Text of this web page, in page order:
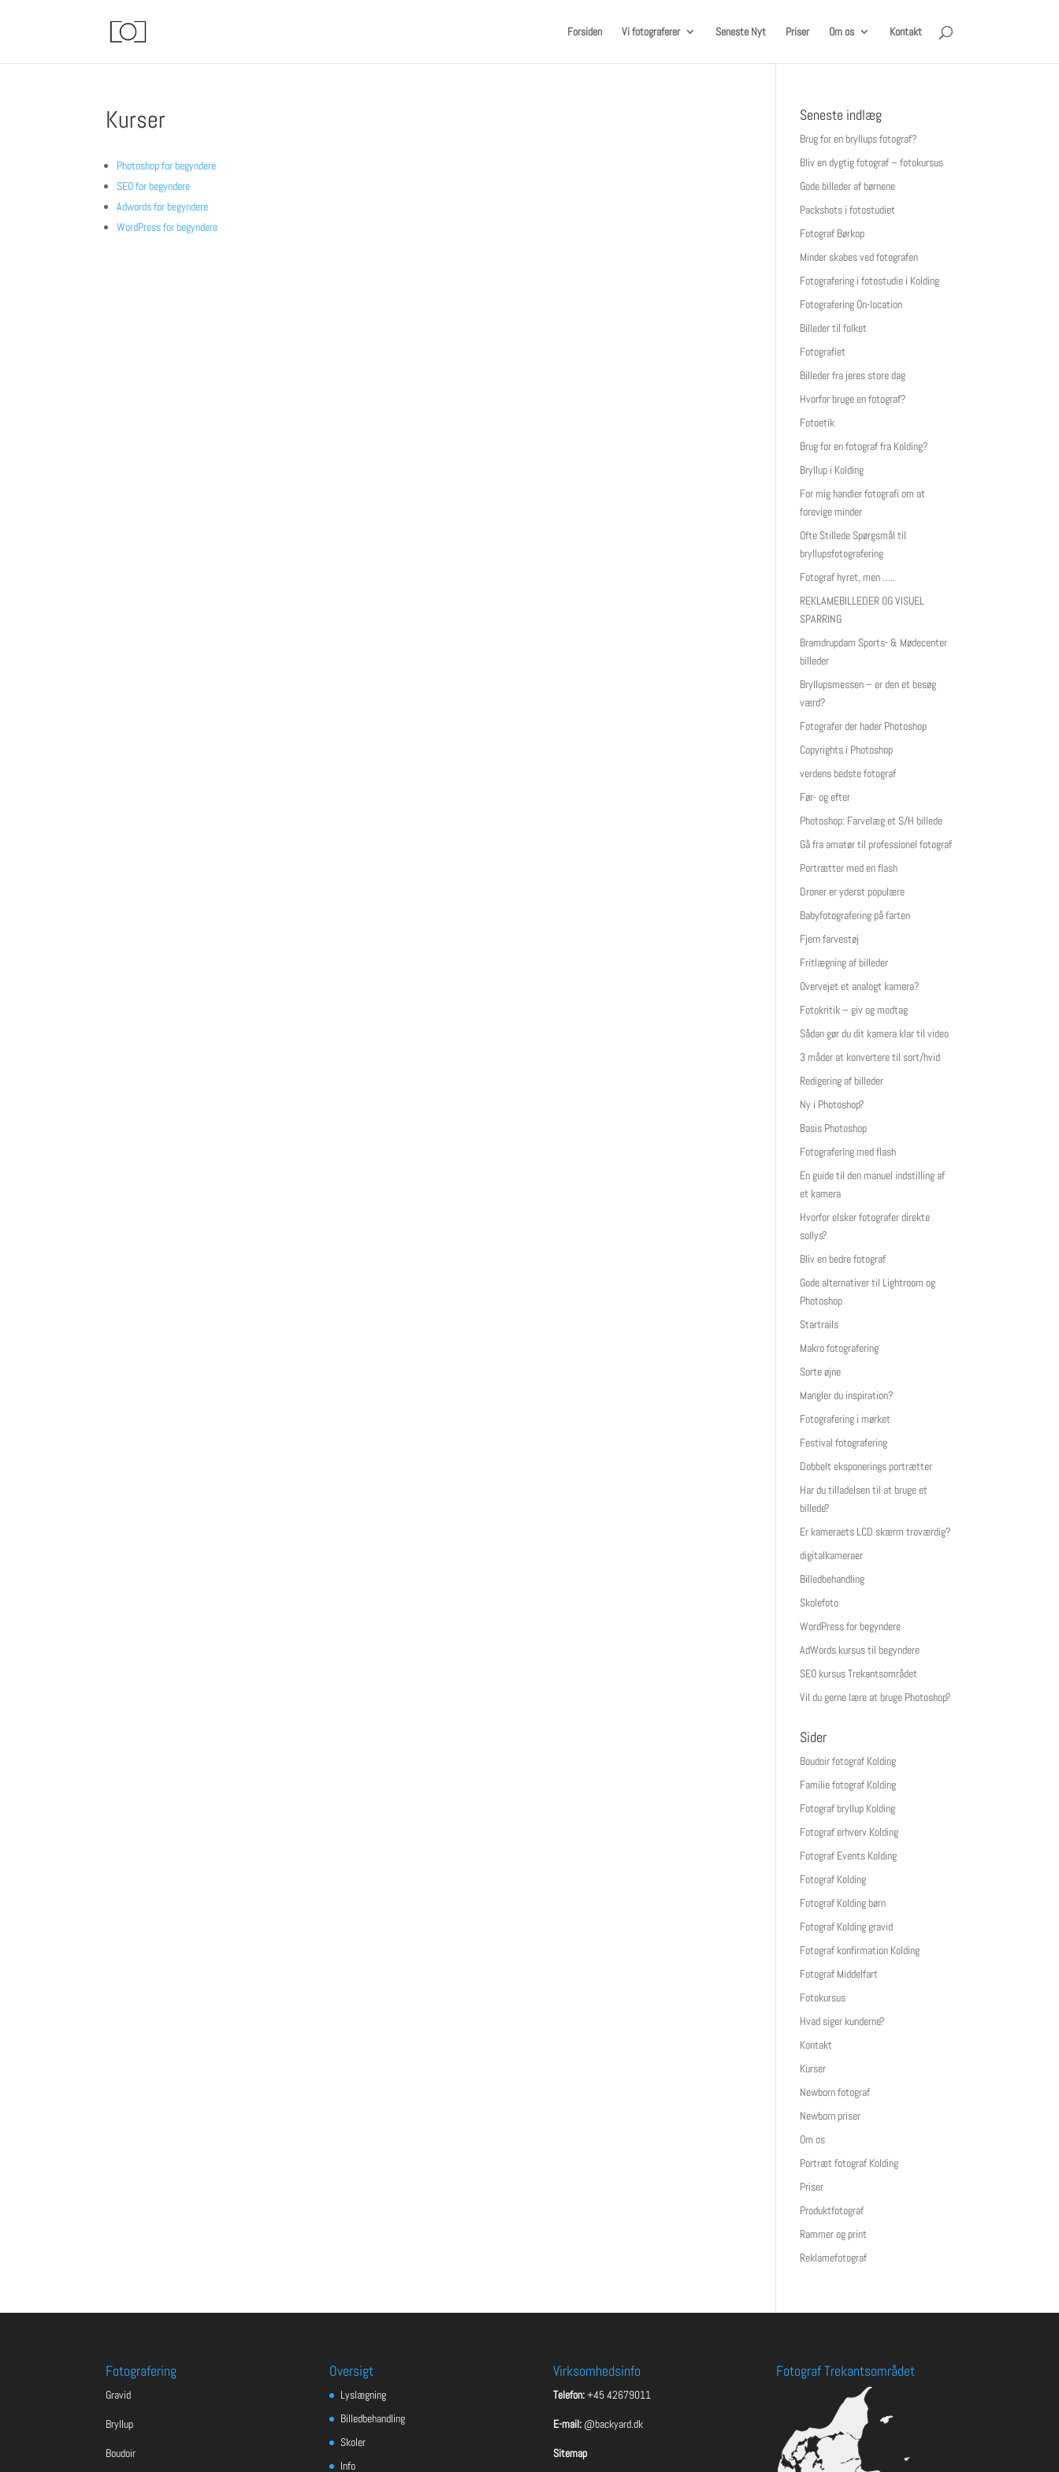
Forsiden Vi fotograferer Seneste Nyt Priser Om os Kontakt
Kurser
Photoshop for begyndere
SEO for begyndere
Adwords for begyndere
WordPress for begyndere
Seneste indlæg
Brug for en bryllups fotograf?
Bliv en dygtig fotograf – fotokursus
Gode billeder af børnene
Packshots i fotostudiet
Fotograf Børkop
Minder skabes ved fotografen
Fotografering i fotostudie i Kolding
Fotografering On-location
Billeder til folket
Fotografiet
Billeder fra jeres store dag
Hvorfor bruge en fotograf?
Fotoetik
Brug for en fotograf fra Kolding?
Bryllup i Kolding
For mig handler fotografi om at
forevige minder
Ofte Stillede Spørgsmål til
bryllupsfotografering
Fotograf hyret, men …..
REKLAMEBILLEDER OG VISUEL
SPARRING
Bramdrupdam Sports- & Mødecenter
billeder
Bryllupsmessen – er den et besøg
værd?
Fotografer der hader Photoshop
Copyrights i Photoshop
verdens bedste fotograf
Før- og efter
Photoshop: Farvelæg et S/H billede
Gå fra amatør til professionel fotograf
Portrætter med en flash
Droner er yderst populære
Babyfotografering på farten
Fjern farvestøj
Fritlægning af billeder
Overvejet et analogt kamera?
Fotokritik – giv og modtag
Sådan gør du dit kamera klar til video
3 måder at konvertere til sort/hvid
Redigering af billeder
Ny i Photoshop?
Basis Photoshop
Fotografering med flash
En guide til den manuel indstilling af
et kamera
Hvorfor elsker fotografer direkte
sollys?
Bliv en bedre fotograf
Gode alternativer til Lightroom og
Photoshop
Startrails
Makro fotografering
Sorte øjne
Mangler du inspiration?
Fotografering i mørket
Festival fotografering
Dobbelt eksponerings portrætter
Har du tilladelsen til at bruge et
billede?
Er kameraets LCD skærm troværdig?
digitalkameraer
Billedbehandling
Skolefoto
WordPress for begyndere
AdWords kursus til begyndere
SEO kursus Trekantsområdet
Vil du gerne lære at bruge Photoshop?
Sider
Boudoir fotograf Kolding
Familie fotograf Kolding
Fotograf bryllup Kolding
Fotograf erhverv Kolding
Fotograf Events Kolding
Fotograf Kolding
Fotograf Kolding børn
Fotograf Kolding gravid
Fotograf konfirmation Kolding
Fotograf Middelfart
Fotokursus
Hvad siger kunderne?
Kontakt
Kurser
Newborn fotograf
Newborn priser
Om os
Portræt fotograf Kolding
Priser
Produktfotograf
Rammer og print
Reklamefotograf
Fotografering
Gravid
Bryllup
Boudoir
Oversigt
Lyslægning
Billedbehandling
Skoler
Info
Virksomhedsinfo
Telefon:+45 42679011
E-mail: @backyard.dk
Sitemap
Fotograf Trekantsområdet